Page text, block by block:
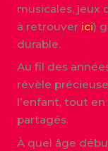
musicales, jeux
à retrouver ici)
durable.
Au fil des
révèle
l’enfant, tout
partagés.
À quel âge